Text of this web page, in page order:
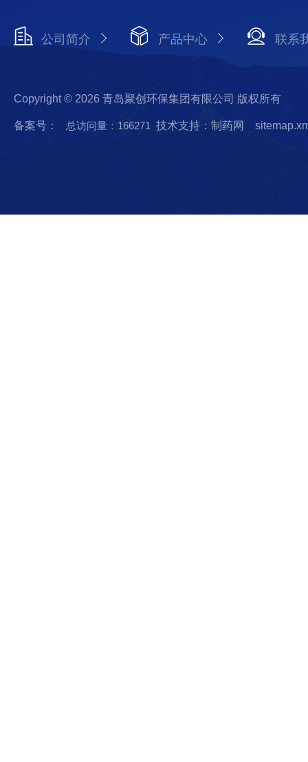
公司简介 产品中心 联系
Copyright © 2026 青岛聚创环保集团有限公司 版权所有
备案号： 总访问量：166271 技术支持：制药网